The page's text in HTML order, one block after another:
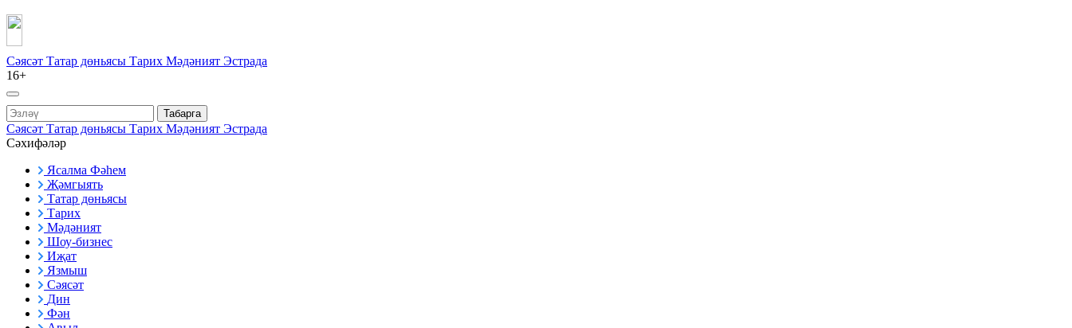
Сәясәт Татар дөньясы Тарих Мәдәният Эстрада
16+
Табарга
Сәясәт Татар дөньясы Тарих Мәдәният Эстрада
Сәхифәләр
Ясалма Фәһем
Җәмгыять
Татар дөньясы
Тарих
Мәдәният
Шоу-бизнес
Иҗат
Язмыш
Сәясәт
Дин
Фән